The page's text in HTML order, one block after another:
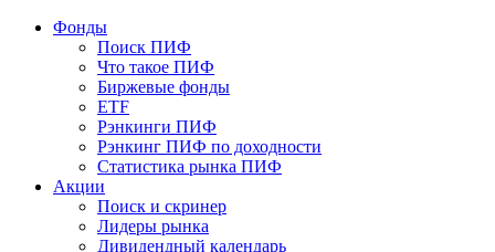
Фонды
Поиск ПИФ
Что такое ПИФ
Биржевые фонды
ETF
Рэнкинги ПИФ
Рэнкинг ПИФ по доходности
Статистика рынка ПИФ
Акции
Поиск и скринер
Лидеры рынка
Дивидендный календарь